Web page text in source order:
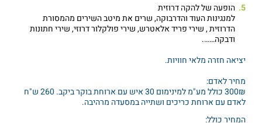
הופעה של להקה דרוזית
למנגינות העוד והדרבוקה, שרים את מיטב השירים מהמסורת
הדרוזית , שירי פריד אלאטרש, שירי פולקלור דרוזי, שירי חתונות
ודבקה…….
יציאה חזרה מלאי חוויות.
מחיר לאדם:
300₪ כולל מע"מ למינימום 30 איש עם ארוחת בוקר ביקב. 260 ש"ח
לאדם עם ארוחת כריכים ושתייה במסעדה מרהיבה.
המחיר כולל: